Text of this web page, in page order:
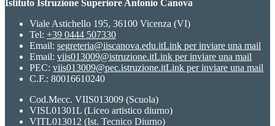
Istituto Istruzione Superiore Antonio Canova
Viale Astichello 195, 36100 Vicenza (VI)
Tel: +39 0444 507330
Email: segreteria@iiscanova.edu.itLink per inviare una mail
Email: viis013009@istruzione.itLink per inviare una mail
PEC: viis013009@pec.istruzione.itLink per inviare una mail
C.F.: 80016610240
Cod.Mecc. VIIS013009 (Scuola)
VISL01301L (Liceo artistico diurno)
VITL013012 (Ist. Tecnico Diurno)